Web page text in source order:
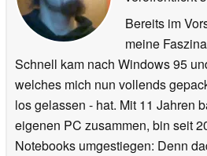
Bereits im
meine
Schnell kam nach Windows 95
welches mich nun vollends
los gelassen - hat. Mit 11 Jahren
eigenen PC zusammen, bin seit
Notebooks umgestiegen: Denn